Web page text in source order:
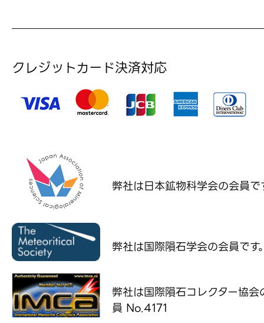
クレジットカード決済対応
弊社は日本鉱物科学会の会員で
弊社は国際隕石学会の会員です
弊社は国際隕石コレクター協会
員 No.4171